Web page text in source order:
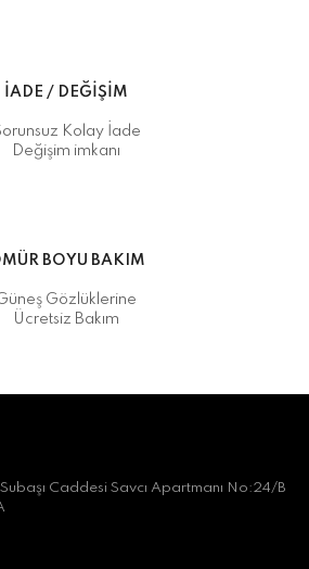
İADE / DEĞİŞİM
Kolay İade
Değişim imkanı
BOYU BAKIM
Gözlüklerine
Ücretsiz Bakım
Caddesi Savcı Apartmanı No:24/B